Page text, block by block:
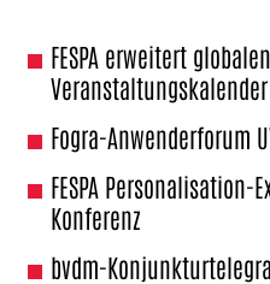
FESPA erweitert globalen
Fogra-Anwenderforum
FESPA Personalisation-
Konferenz
bvdm-